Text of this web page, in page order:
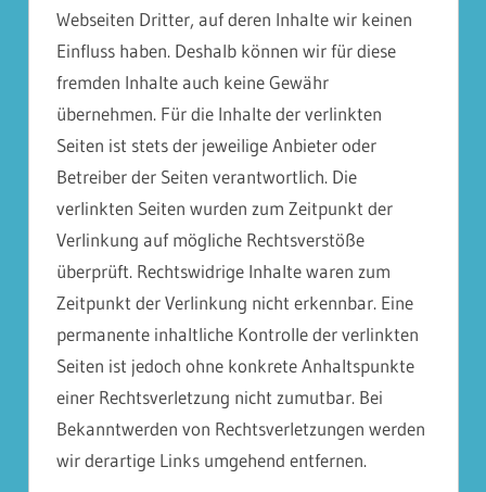
Webseiten Dritter, auf deren Inhalte wir keinen
Einfluss haben. Deshalb können wir für diese
fremden Inhalte auch keine Gewähr
übernehmen. Für die Inhalte der verlinkten
Seiten ist stets der jeweilige Anbieter oder
Betreiber der Seiten verantwortlich. Die
verlinkten Seiten wurden zum Zeitpunkt der
Verlinkung auf mögliche Rechtsverstöße
überprüft. Rechtswidrige Inhalte waren zum
Zeitpunkt der Verlinkung nicht erkennbar. Eine
permanente inhaltliche Kontrolle der verlinkten
Seiten ist jedoch ohne konkrete Anhaltspunkte
einer Rechtsverletzung nicht zumutbar. Bei
Bekanntwerden von Rechtsverletzungen werden
wir derartige Links umgehend entfernen.